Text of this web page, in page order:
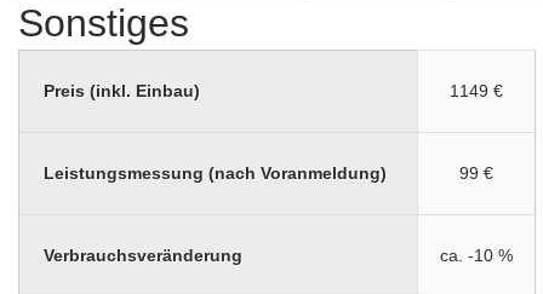
Sonstiges
Preis (inkl. Einbau) 1149 €
Leistungsmessung (nach Voranmeldung) 99 €
Verbrauchsveränderung ca. -10 %